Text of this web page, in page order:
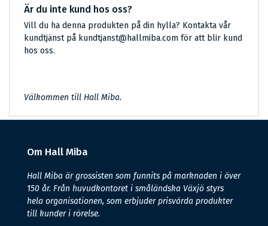
Är du inte kund hos oss?
Vill du ha denna produkten på din hylla? Kontakta vår
kundtjänst på kundtjanst@hallmiba.com för att blir kund
hos oss.
Välkommen till Hall Miba.
Om Hall Miba
Hall Miba är grossisten som funnits på marknaden i över
150 år. Från huvudkontoret i småländska Växjö styrs
hela organisationen, som erbjuder prisvärda produkter
till kunder i rörelse.